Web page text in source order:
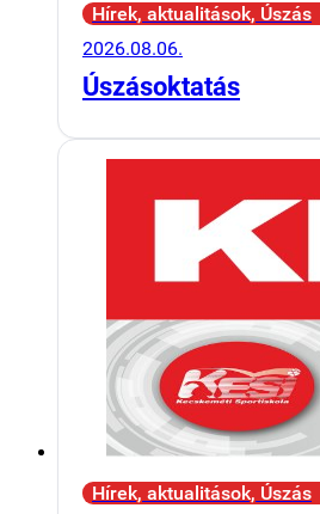
Hírek, aktualitások, Úszás
2026.08.06.
Úszásoktatás
Hírek, aktualitások, Úszás